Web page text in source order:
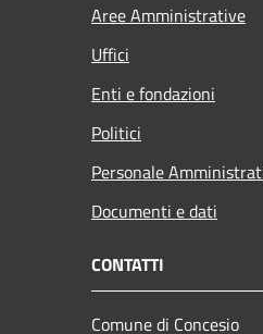
Aree Amministrative
Uffici
Enti e fondazioni
Politici
Personale
Documenti e dati
CONTATTI
Comune di Concesio